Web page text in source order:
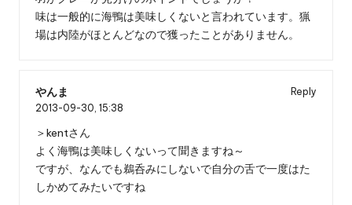
味は一般的に海鴨は美味しくないと言われています。猟
場は内陸がほとんどなので獲ったことがありません。
やんま
Reply
2013-09-30, 15:38
＞kentさん
よく海鴨は美味しくないって聞きますね～
ですが、なんでも鵜呑みにしないで自分の舌で一度はた
しかめてみたいですね